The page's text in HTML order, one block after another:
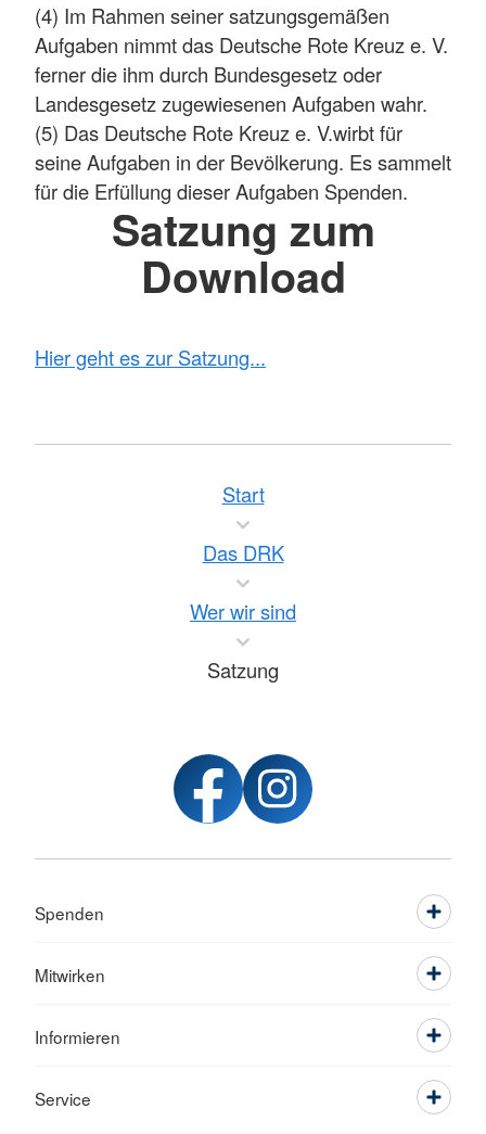
(4) Im Rahmen seiner satzungsgemäßen
Aufgaben nimmt das Deutsche Rote Kreuz e. V.
ferner die ihm durch Bundesgesetz oder
Landesgesetz zugewiesenen Aufgaben wahr.
(5) Das Deutsche Rote Kreuz e. V.wirbt für
seine Aufgaben in der Bevölkerung. Es sammelt
für die Erfüllung dieser Aufgaben Spenden.
Satzung zum
Download
Hier geht es zur Satzung...
Start
Das DRK
Wer wir sind
Satzung
Spenden
Mitwirken
Informieren
Service